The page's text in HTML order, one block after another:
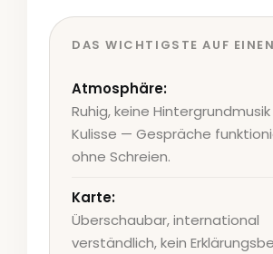
DAS WICHTIGSTE AUF
Atmosphäre:
Ruhig, keine Hintergrundmusik
Kulisse — Gespräche
ohne Schreien.
Karte:
Überschaubar, international
verständlich, kein